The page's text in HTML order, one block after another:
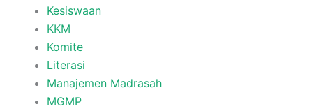
Kesiswaan
KKM
Komite
Literasi
Manajemen Madrasah
MGMP